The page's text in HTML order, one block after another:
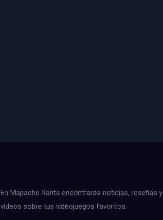
En Mapache Rants encontrarás noticias, reseñas y
videos sobre tus videojuegos favoritos.